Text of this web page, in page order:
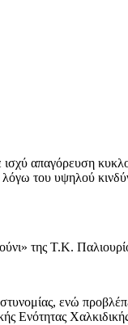
ισχύ απαγόρευση
του υψηλού
της Τ.Κ.
ενώ
Ενότητας